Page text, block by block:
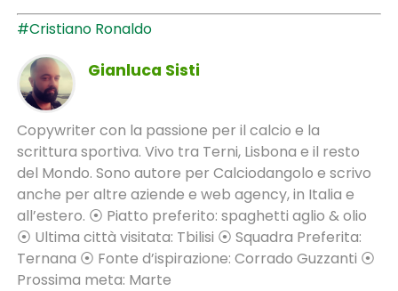
#Cristiano Ronaldo
Gianluca Sisti
Copywriter con la passione per il calcio e la
scrittura sportiva. Vivo tra Terni, Lisbona e il resto
del Mondo. Sono autore per Calciodangolo e scrivo
anche per altre aziende e web agency, in Italia e
all’estero. ⦿ Piatto preferito: spaghetti aglio & olio
⦿ Ultima città visitata: Tbilisi ⦿ Squadra Preferita:
Ternana ⦿ Fonte d’ispirazione: Corrado Guzzanti ⦿
Prossima meta: Marte